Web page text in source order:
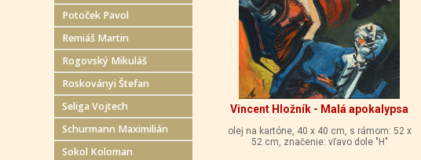
Potoček Pavol
Remiáš Martin
Rogovský Mikuláš
Roskoványi Štefan
Seliga Vojtech
Schurmann Maximilián
Sokol Koloman
Vincent Hložník - Malá apokalypsa
olej na kartóne, 40 x 40 cm, s rámom: 52 x
52 cm, značenie: vľavo dole "H"